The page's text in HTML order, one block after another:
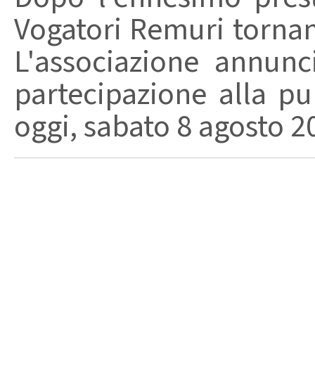
Vogatori Remuri
L'associazione
partecipazione alla
oggi, sabato 8 agosto